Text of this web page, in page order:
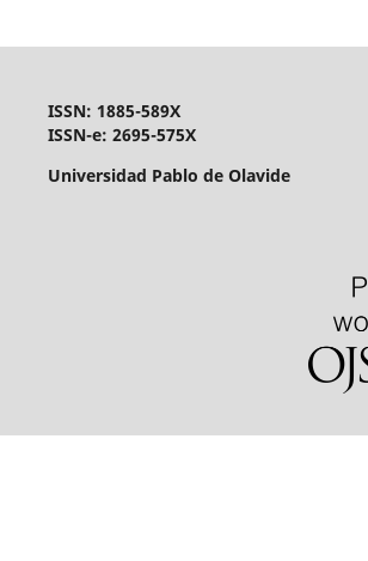
ISSN: 1885-589X
ISSN-e: 2695-575X
Universidad Pablo de Olavide